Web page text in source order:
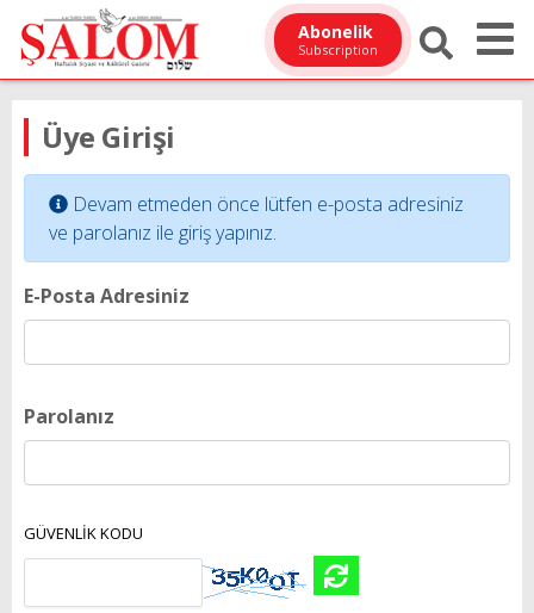
Abonelik
Subscription
Üye Girişi
Devam etmeden önce lütfen e-posta adresiniz
ve parolanız ile giriş yapınız.
E-Posta Adresiniz
Parolanız
GÜVENLİK KODU